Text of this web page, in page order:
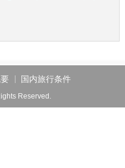
国内旅行条件
Reserved.